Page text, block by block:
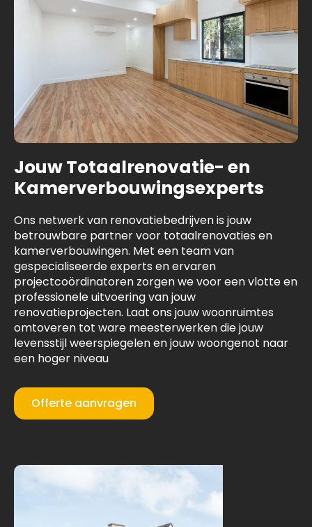
Jouw Totaalrenovatie- en
Kamerverbouwingsexperts
Ons netwerk van renovatiebedrijven is jouw
betrouwbare partner voor totaalrenovaties en
kamerverbouwingen. Met een team van
gespecialiseerde experts en ervaren
projectcoördinatoren zorgen we voor een vlotte en
professionele uitvoering van jouw
renovatieprojecten. Laat ons jouw woonruimtes
omtoveren tot ware meesterwerken die jouw
levensstijl weerspiegelen en jouw woongenot naar
een hoger niveau
Offerte aanvragen